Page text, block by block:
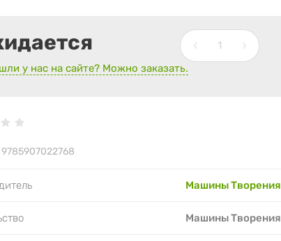
у нас на сайте? Можно заказать.
9785907022768
Машины Творения
Машины Творения